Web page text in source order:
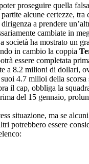
proseguire quella
alcune certezze,
a prendere
cambiate in
ha mostrato un
in cambio la coppia
essere completata
a 8.2 milioni di dollari,
4.7 milioi della scorsa
il cap, obbliga la
del 15 gennaio,
situazione, ma se
potrebbero essere